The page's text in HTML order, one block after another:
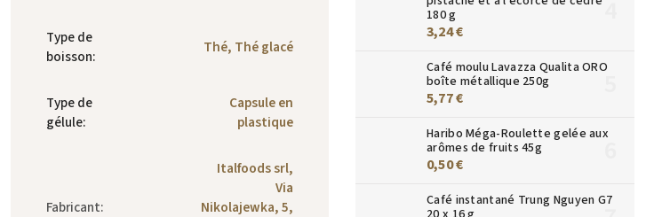
180 g
3,24 €
Café moulu Lavazza Qualita ORO
boîte métallique 250g
5,77 €
Haribo Méga-Roulette gelée aux
arômes de fruits 45g
0,50 €
Café instantané Trung Nguyen G7
Type de
boisson: Thé, Thé glacé
Type de
gélule:
Capsule en
plastique
Fabricant:
Italfoods srl,
Via
Nikolajewka, 5,